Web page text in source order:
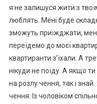
я не залишуся жити з
люблять. Мені буде
зможуть приїжджати,
переїдемо до моєї
квартиранти з’їхали. А
нікуди не поїду. А якщо
на розлу чення, так і
чення. Із чоловіком